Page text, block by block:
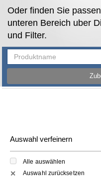
Oder finden Sie
unteren Bereich uber
und Filter.
Auswahl verfeinern
Alle auswählen
✕ Auswahl zurücksetzen